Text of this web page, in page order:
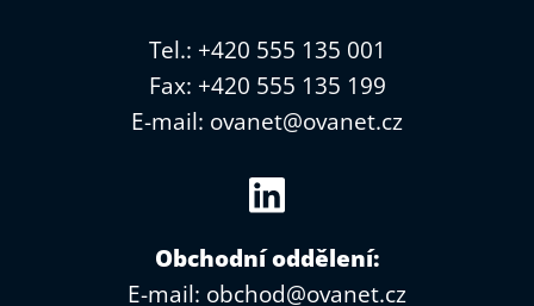
Tel.: +420 555 135 001
Fax: +420 555 135 199
E-mail: ovanet@ovanet.cz
Obchodní oddělení:
E-mail: obchod@ovanet.cz